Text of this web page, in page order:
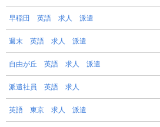
早稲田 英語 求人 派遣
週末 英語 求人 派遣
自由が丘 英語 求人 派遣
派遣社員 英語 求人
英語 東京 求人 派遣